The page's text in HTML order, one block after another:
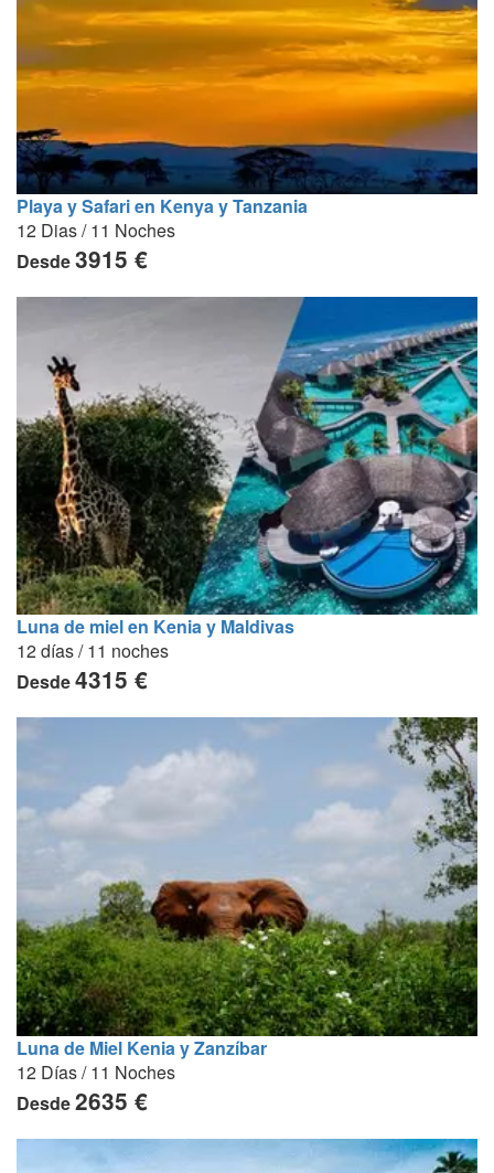
Playa y Safari en Kenya y Tanzania
12 Dias / 11 Noches
Desde3915 €
Luna de miel en Kenia y Maldivas
12 días / 11 noches
Desde4315 €
Luna de Miel Kenia y Zanzíbar
12 Días / 11 Noches
Desde2635 €